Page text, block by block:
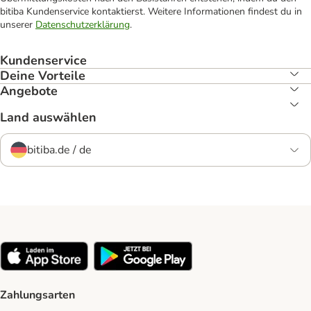
bitiba Kundenservice kontaktierst. Weitere Informationen findest du in
unserer Datenschutzerklärung.
Kundenservice
Deine Vorteile
Angebote
Land auswählen
bitiba.de / de
Zahlungsarten